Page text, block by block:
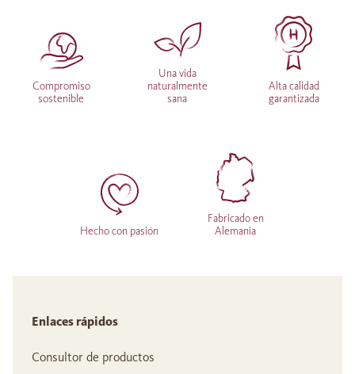
Compromiso
sostenible
Una vida
naturalmente
sana
Alta calidad
garantizada
Hecho con pasión
Fabricado en
Alemania
Enlaces rápidos
Consultor de productos